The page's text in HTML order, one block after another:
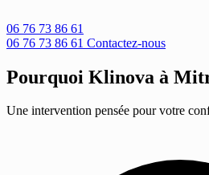
06 76 73 86 61
06 76 73 86 61 Contactez-nous
Pourquoi Klinova à
Une intervention pensée pour votre